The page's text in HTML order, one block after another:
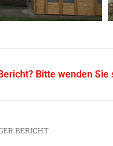
Bitte wenden
BERICHT